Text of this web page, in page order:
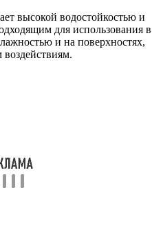
высокой водостойкостью и
для использования в
и на поверхностях,